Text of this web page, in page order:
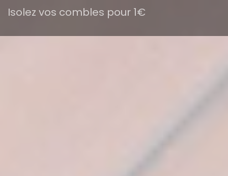
Isolez vos combles pour 1€